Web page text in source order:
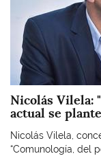
Nicolás Vilela:
actual se
Nicolás Vilela,
“Comunología, del